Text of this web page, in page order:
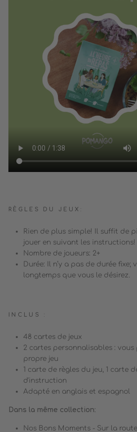
RÈGLES DU JEUX:
Rien de plus simple! Il suffit de
jouer en suivant les instructions!
Nombre de joueurs: 2+
Durée: Il n’y a pas de durée fixe;
longtemps que vous le désirez.
INCLUS :
48 cartes de jeux
2 cartes personnalisables :
propre jeu
1 carte de règles du jeu, 1 carte
d'instruction
Adapté en anglais et espagnol
Dans la même collection:
Nos Bons Moments - Sur la route